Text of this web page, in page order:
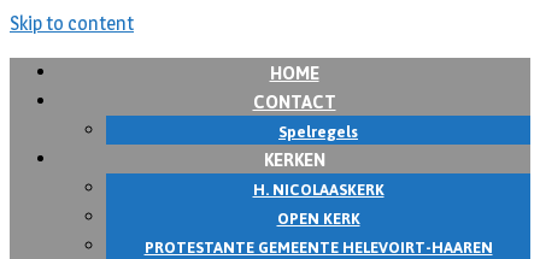
Skip to content
HOME
CONTACT
Spelregels
KERKEN
H. NICOLAASKERK
OPEN KERK
PROTESTANTE GEMEENTE HELEVOIRT-HAAREN